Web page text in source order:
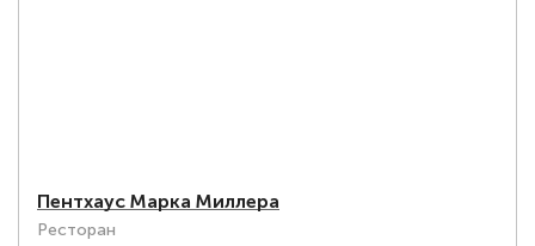
Пентхаус Марка Миллера
Ресторан